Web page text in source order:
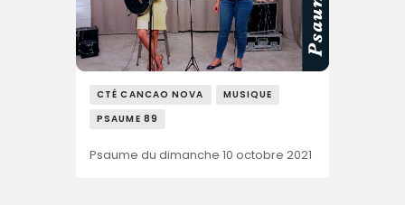
CTÉ CANCAO NOVA
MUSIQUE
PSAUME 89
Psaume du dimanche 10 octobre 2021